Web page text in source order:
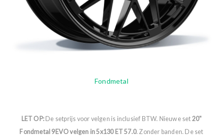
Fondmetal
LET OP:De setprijs voor velgen is inclusief BTW. Nieuwe set 20"
Fondmetal 9EVO velgen in 5x130 ET 57.0. Zonder banden. De set